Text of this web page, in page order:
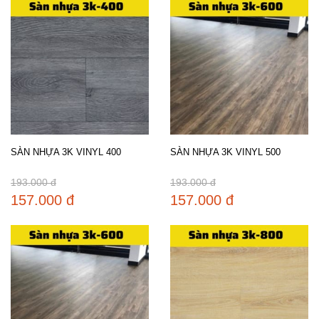
SÀN NHỰA 3K VINYL 400
193.000 đ
157.000 đ
SÀN NHỰA 3K VINYL 500
193.000 đ
157.000 đ